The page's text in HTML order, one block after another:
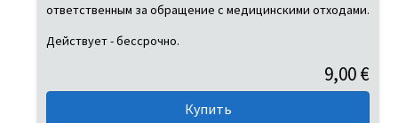
ответственным за обращение с медицинскими отходами.
Действует - бессрочно.
9,00 €